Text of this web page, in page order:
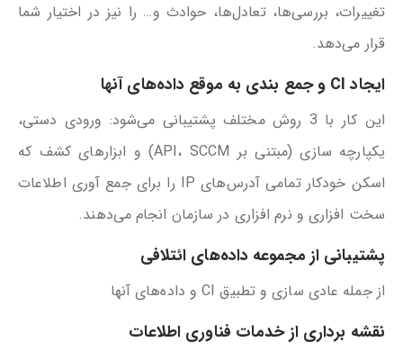
تغییرات، بررسی‌ها، تعادل‌ها، حوادث و… را نیز در اختیار شما
قرار می‌دهد.
ایجاد CI و جمع بندی به موقع داده‌های آنها
این کار با 3 روش مختلف پشتیبانی می‌شود: ورودی دستی،
یکپارچه سازی (مبتنی بر API، SCCM) و ابزارهای کشف که
اسکن خودکار تمامی آدرس‌های IP را برای جمع آوری اطلاعات
سخت افزاری و نرم افزاری در سازمان انجام می‌دهند.
پشتیبانی از مجموعه داده‌های ائتلافی
از جمله عادی سازی و تطبیق CI و داده‌های آنها
نقشه برداری از خدمات فناوری اطلاعات